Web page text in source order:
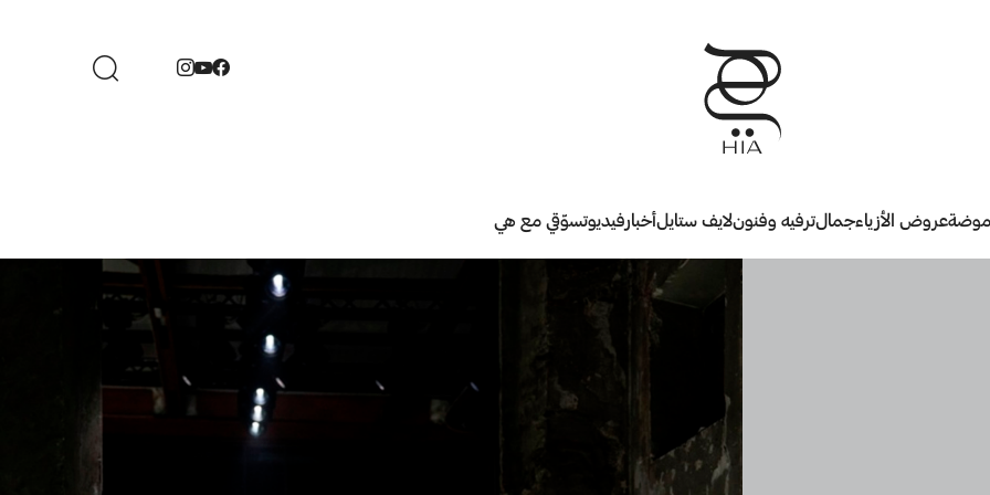
موضةعروض الأزياءجمالترفيه وفنونلايف ستايلأخبارفيديوتسوّقي مع هي